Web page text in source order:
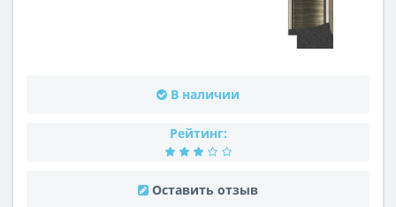
В наличии
Рейтинг:
Оставить отзыв